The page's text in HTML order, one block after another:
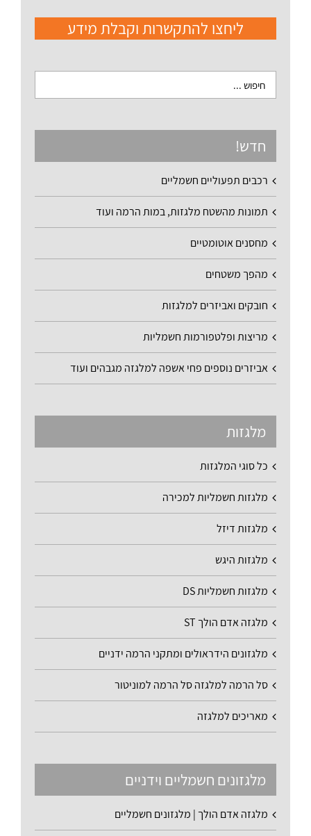
ליחצו להתקשרות וקבלת מידע
חדש!
רכבים תפעוליים חשמליים
תמונות מהשטח מלגזות, במות הרמה ועוד
מחסנים אוטומטיים
מהפך משטחים
חובקים ואביזרים למלגזות
מריצות ופלטפורמות חשמליות
אביזרים נוספים פחי אשפה למלגזה מגבהים ועוד
מלגזות
כל סוגי המלגזות
מלגזות חשמליות למכירה
מלגזות דיזל
מלגזות היגש
מלגזות חשמליות DS
מלגזה אדם הולך ST
מלגזונים הידראולים ומתקני הרמה ידניים
סל הרמה למלגזה סל הרמה למוניטור
מאריכים למלגזה
מלגזונים חשמליים וידניים
מלגזה אדם הולך | מלגזונים חשמליים